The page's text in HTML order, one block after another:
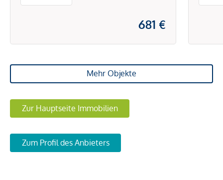
681 €
Mehr Objekte
Zur Hauptseite Immobilien
Zum Profil des Anbieters